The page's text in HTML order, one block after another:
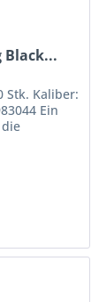
Black...
Stk. Kaliber:
Ein